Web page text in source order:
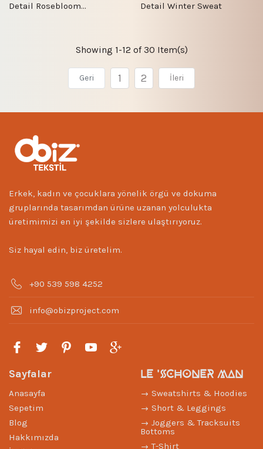
Detail Rosebloom
Detail Winter Sweat
Showing 1-12 of 30 Item(s)
Geri 1 2 İleri
Erkek, kadın ve çocuklara yönelik örgü ve dokuma
gruplarında tasarımdan ürüne uzanan yolculukta
üretimimizi en iyi şekilde sizlere ulaştırıyoruz.
Siz hayal edin, biz üretelim.
+90 539 598 4252
info@obizproject.com
Sayfalar
Anasayfa
Sepetim
Blog
Hakkımızda
LE 'SCHONER MAN
Sweatshirts & Hoodies
Short & Leggings
Joggers & Tracksuits
Bottoms
T-Shirt